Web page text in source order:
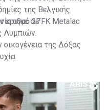
της Βελγικής
σε FK Metalac
Λυμπιών.
αριθμό 27.
της Δόξας